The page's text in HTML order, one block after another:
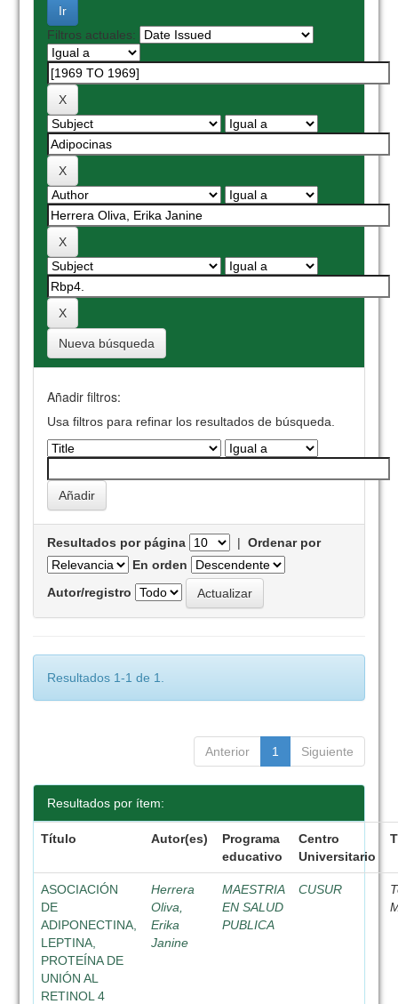
Filtros actuales:
Nueva búsqueda
Añadir filtros:
Usa filtros para refinar los resultados de búsqueda.
Resultados por página |Ordenar por
En orden
Autor/registro
Resultados 1-1 de 1.
Anterior 1 Siguiente
Resultados por ítem:
Título Autor(es)
Programa
educativo
Centro
Universitario
ASOCIACIÓN
DE
ADIPONECTINA,
LEPTINA,
PROTEÍNA DE
UNIÓN AL
RETINOL 4
Herrera
Oliva,
Erika
Janine
MAESTRIA
EN SALUD
PUBLICA
CUSUR